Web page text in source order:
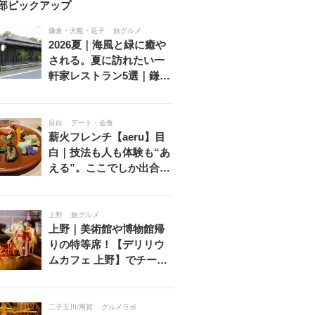
ピックアップ
鎌倉・大船・逗子 旅グルメ
2026夏｜海風と緑に癒や
される。夏に訪れたい一
軒家レストラン5選｜鎌…
目白 デート・会食
薪火フレンチ【aeru】目
白｜技法も人も体験も“あ
える”。ここでしか出合…
上野 旅グルメ
上野｜美術館や博物館帰
りの特等席！【デリリウ
ムカフェ 上野】でチー…
二子玉川/用賀 グルメラボ